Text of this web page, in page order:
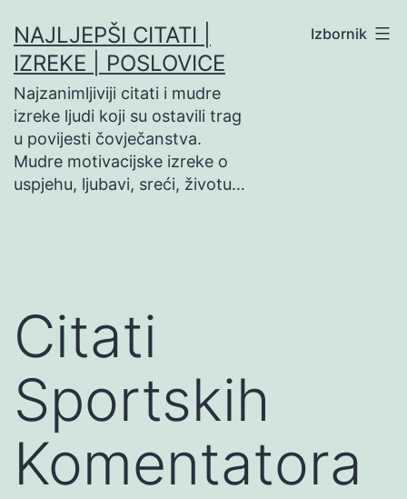
na
sadržaj
NAJLJEPŠI CITATI |
IZREKE | POSLOVICE
Najzanimljiviji citati i mudre
izreke ljudi koji su ostavili trag
u povijesti čovječanstva.
Mudre motivacijske izreke o
uspjehu, ljubavi, sreći, životu…
Izbornik
Citati
Sportskih
Komentatora